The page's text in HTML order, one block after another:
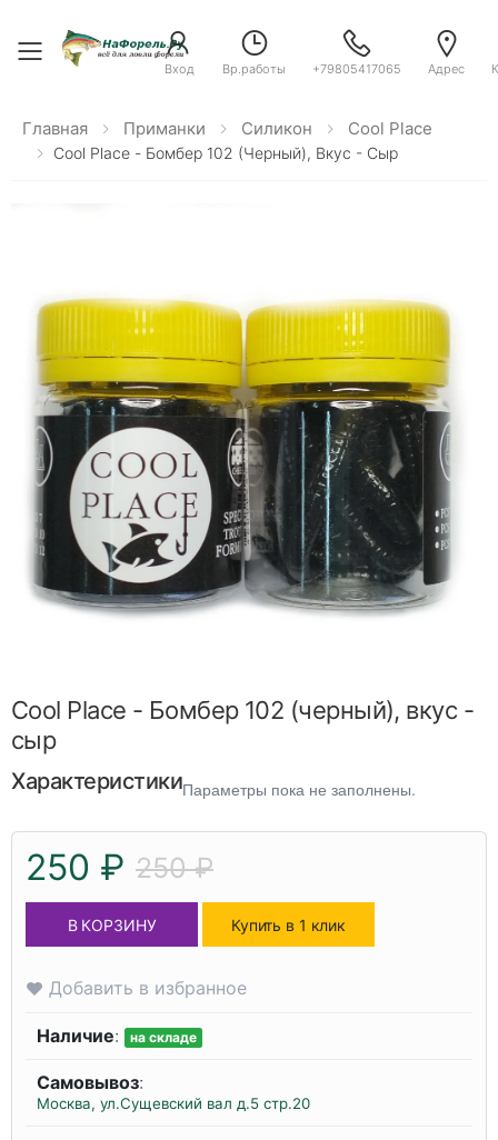
Toggle menu
Вход Вр.работы +79805417065 Адрес
Главная Приманки Силикон Cool Place
Cool Place - Бомбер 102 (черный), Вкус - Сыр
Cool Place - Бомбер 102 (черный), вкус -
сыр
ХарактеристикиПараметры пока не заполнены.
250 ₽ 250 ₽
В КОРЗИНУ Купить в 1 клик
Добавить в избранное
Наличие: на складе
Самовывоз:
Москва, ул.Сущевский вал д.5 стр.20